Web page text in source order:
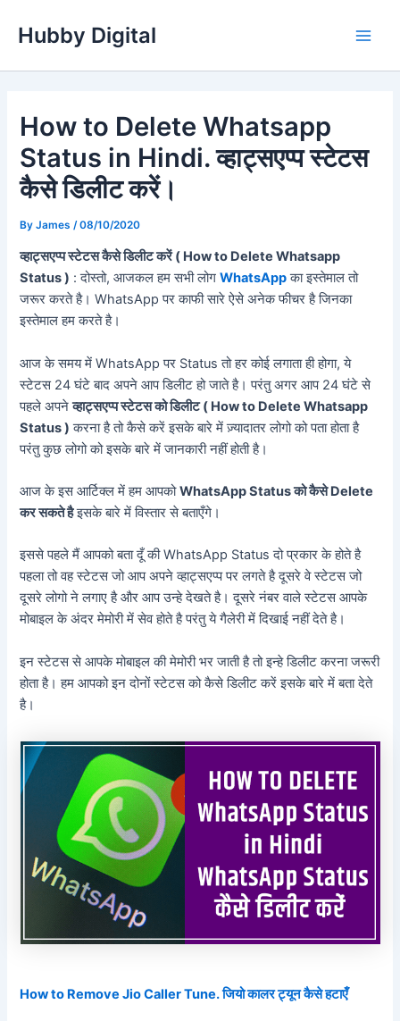
Hubby Digital
How to Delete Whatsapp
Status in Hindi. व्हाट्सएप्प स्टेटस
कैसे डिलीट करें।
ByJames /08/10/2020
व्हाट्सएप्प स्टेटस कैसे डिलीट करें ( How to Delete Whatsapp
Status ) : दोस्तो, आजकल हम सभी लोगWhatsAppका इस्तेमाल तो
जरूर करते है। WhatsApp पर काफी सारे ऐसे अनेक फीचर है जिनका
इस्तेमाल हम करते है।
आज के समय में WhatsApp पर Status तो हर कोई लगाता ही होगा, ये
स्टेटस 24 घंटे बाद अपने आप डिलीट हो जाते है। परंतु अगर आप 24 घंटे से
पहले अपनेव्हाट्सएप्प स्टेटस को डिलीट ( How to Delete Whatsapp
Status ) करना है तो कैसे करें इसके बारे में ज़्यादातर लोगो को पता होता है
परंतु कुछ लोगो को इसके बारे में जानकारी नहीं होती है।
आज के इस आर्टिक्ल में हम आपकोWhatsApp Status को कैसे Delete
कर सकते हैइसके बारे में विस्तार से बताएँगे।
इससे पहले मैं आपको बता दूँ की WhatsApp Status दो प्रकार के होते है
पहला तो वह स्टेटस जो आप अपने व्हाट्सएप्प पर लगते है दूसरे वे स्टेटस जो
दूसरे लोगो ने लगाए है और आप उन्हे देखते है। दूसरे नंबर वाले स्टेटस आपके
मोबाइल के अंदर मेमोरी में सेव होते है परंतु ये गैलेरी में दिखाई नहीं देते है।
इन स्टेटस से आपके मोबाइल की मेमोरी भर जाती है तो इन्हे डिलीट करना जरूरी
होता है। हम आपको इन दोनों स्टेटस को कैसे डिलीट करें इसके बारे में बता देते
है।
How to Remove Jio Caller Tune. जियो कालर ट्यून कैसे हटाएँ